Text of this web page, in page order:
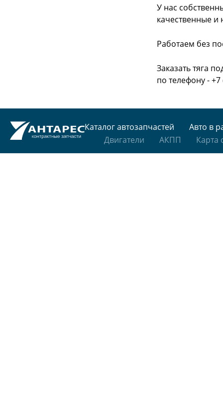
У нас
качественные и
Работаем без
Заказать тяга
по телефону -
Каталог автозапчастей
Авто в
Двигатели
АКПП Карта